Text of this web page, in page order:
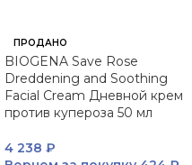
ПРОДАНО
BIOGENA Save Rose
Dreddening and Soothing
Facial Cream Дневной крем
против купероза 50 мл
4 238 ₽